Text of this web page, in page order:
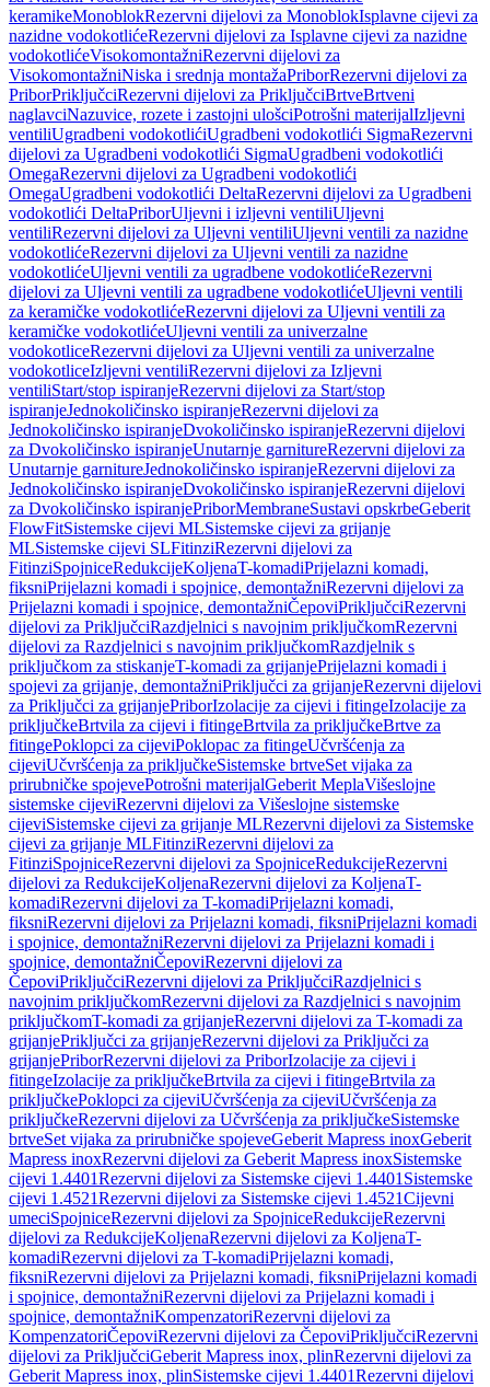
keramikeMonoblokRezervni dijelovi za MonoblokIsplavne cijevi za
nazidne vodokotlićeRezervni dijelovi za Isplavne cijevi za nazidne
vodokotlićeVisokomontažniRezervni dijelovi za
VisokomontažniNiska i srednja montažaPriborRezervni dijelovi za
PriborPriključciRezervni dijelovi za PriključciBrtveBrtveni
naglavciNazuvice, rozete i zastojni ulošciPotrošni materijalIzljevni
ventiliUgradbeni vodokotlićiUgradbeni vodokotlići SigmaRezervni
dijelovi za Ugradbeni vodokotlići SigmaUgradbeni vodokotlići
OmegaRezervni dijelovi za Ugradbeni vodokotlići
OmegaUgradbeni vodokotlići DeltaRezervni dijelovi za Ugradbeni
vodokotlići DeltaPriborUljevni i izljevni ventiliUljevni
ventiliRezervni dijelovi za Uljevni ventiliUljevni ventili za nazidne
vodokotlićeRezervni dijelovi za Uljevni ventili za nazidne
vodokotlićeUljevni ventili za ugradbene vodokotlićeRezervni
dijelovi za Uljevni ventili za ugradbene vodokotlićeUljevni ventili
za keramičke vodokotlićeRezervni dijelovi za Uljevni ventili za
keramičke vodokotlićeUljevni ventili za univerzalne
vodokotliceRezervni dijelovi za Uljevni ventili za univerzalne
vodokotliceIzljevni ventiliRezervni dijelovi za Izljevni
ventiliStart/stop ispiranjeRezervni dijelovi za Start/stop
ispiranjeJednokoličinsko ispiranjeRezervni dijelovi za
Jednokoličinsko ispiranjeDvokoličinsko ispiranjeRezervni dijelovi
za Dvokoličinsko ispiranjeUnutarnje garnitureRezervni dijelovi za
Unutarnje garnitureJednokoličinsko ispiranjeRezervni dijelovi za
Jednokoličinsko ispiranjeDvokoličinsko ispiranjeRezervni dijelovi
za Dvokoličinsko ispiranjePriborMembraneSustavi opskrbeGeberit
FlowFitSistemske cijevi MLSistemske cijevi za grijanje
MLSistemske cijevi SLFitinziRezervni dijelovi za
FitinziSpojniceRedukcijeKoljenaT-komadiPrijelazni komadi,
fiksniPrijelazni komadi i spojnice, demontažniRezervni dijelovi za
Prijelazni komadi i spojnice, demontažniČepoviPriključciRezervni
dijelovi za PriključciRazdjelnici s navojnim priključkomRezervni
dijelovi za Razdjelnici s navojnim priključkomRazdjelnik s
priključkom za stiskanjeT-komadi za grijanjePrijelazni komadi i
spojevi za grijanje, demontažniPriključci za grijanjeRezervni dijelovi
za Priključci za grijanjePriborIzolacije za cijevi i fitingeIzolacije za
priključkeBrtvila za cijevi i fitingeBrtvila za priključkeBrtve za
fitingePoklopci za cijeviPoklopac za fitingeUčvršćenja za
cijeviUčvršćenja za priključkeSistemske brtveSet vijaka za
prirubničke spojevePotrošni materijalGeberit MeplaVišeslojne
sistemske cijeviRezervni dijelovi za Višeslojne sistemske
cijeviSistemske cijevi za grijanje MLRezervni dijelovi za Sistemske
cijevi za grijanje MLFitinziRezervni dijelovi za
FitinziSpojniceRezervni dijelovi za SpojniceRedukcijeRezervni
dijelovi za RedukcijeKoljenaRezervni dijelovi za KoljenaT-
komadiRezervni dijelovi za T-komadiPrijelazni komadi,
fiksniRezervni dijelovi za Prijelazni komadi, fiksniPrijelazni komadi
i spojnice, demontažniRezervni dijelovi za Prijelazni komadi i
spojnice, demontažniČepoviRezervni dijelovi za
ČepoviPriključciRezervni dijelovi za PriključciRazdjelnici s
navojnim priključkomRezervni dijelovi za Razdjelnici s navojnim
priključkomT-komadi za grijanjeRezervni dijelovi za T-komadi za
grijanjePriključci za grijanjeRezervni dijelovi za Priključci za
grijanjePriborRezervni dijelovi za PriborIzolacije za cijevi i
fitingeIzolacije za priključkeBrtvila za cijevi i fitingeBrtvila za
priključkePoklopci za cijeviUčvršćenja za cijeviUčvršćenja za
priključkeRezervni dijelovi za Učvršćenja za priključkeSistemske
brtveSet vijaka za prirubničke spojeveGeberit Mapress inoxGeberit
Mapress inoxRezervni dijelovi za Geberit Mapress inoxSistemske
cijevi 1.4401Rezervni dijelovi za Sistemske cijevi 1.4401 Sistemske
cijevi 1.4521Rezervni dijelovi za Sistemske cijevi 1.4521Cijevni
umeciSpojniceRezervni dijelovi za SpojniceRedukcijeRezervni
dijelovi za RedukcijeKoljenaRezervni dijelovi za KoljenaT-
komadiRezervni dijelovi za T-komadiPrijelazni komadi,
fiksniRezervni dijelovi za Prijelazni komadi, fiksniPrijelazni komadi
i spojnice, demontažniRezervni dijelovi za Prijelazni komadi i
spojnice, demontažniKompenzatoriRezervni dijelovi za
KompenzatoriČepoviRezervni dijelovi za ČepoviPriključciRezervni
dijelovi za PriključciGeberit Mapress inox, plinRezervni dijelovi za
Geberit Mapress inox, plinSistemske cijevi 1.4401Rezervni dijelovi